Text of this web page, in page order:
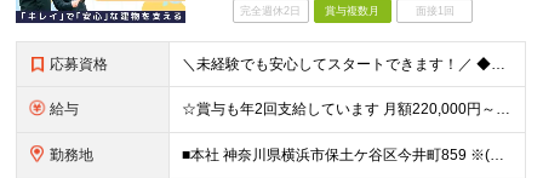
完全週休2日 賞与複数月 面接1回
応募資格 ＼未経験でも安心してスタートできます！／ ◆学歴不問 ◆未経験OK ◆第二新卒 「安定した環境で働きたい」「手に職をつけたい」 そんな想いがあれば、経験や知識は問いません。 《こんな方にピッタリ》
給与 ☆賞与も年2回支給しています 月額220,000円～＋賞与年2回 ※経験・年齢を考慮の上決定します ※残業代は別途全額支給します ※3ヶ月の試用期間あり ┗期間中の給与・雇用形態・その他の待遇は
勤務地 ■本社 神奈川県横浜市保土ケ谷区今井町859 ※(変更の範囲)上記を除く当社関連勤務地